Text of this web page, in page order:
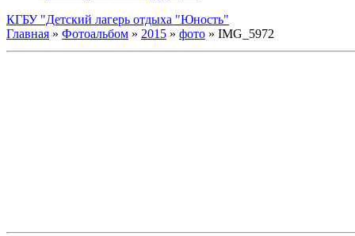
КГБУ "Детский лагерь отдыха "Юность"
Главная » Фотоальбом » 2015 » фото » IMG_5972